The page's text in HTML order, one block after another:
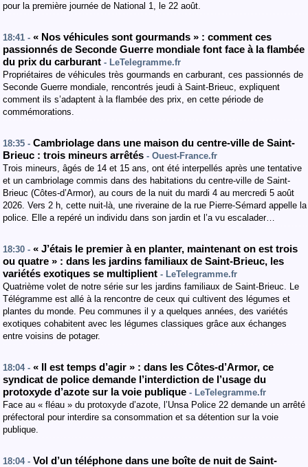
pour la première journée de National 1, le 22 août.
18:41 - « Nos véhicules sont gourmands » : comment ces
passionnés de Seconde Guerre mondiale font face à la flambée
du prix du carburant - LeTelegramme.fr
Propriétaires de véhicules très gourmands en carburant, ces passionnés de
Seconde Guerre mondiale, rencontrés jeudi à Saint-Brieuc, expliquent
comment ils s’adaptent à la flambée des prix, en cette période de
commémorations.
18:35 - Cambriolage dans une maison du centre-ville de Saint-
Brieuc : trois mineurs arrêtés - Ouest-France.fr
Trois mineurs, âgés de 14 et 15 ans, ont été interpellés après une tentative
et un cambriolage commis dans des habitations du centre-ville de Saint-
Brieuc (Côtes-d’Armor), au cours de la nuit du mardi 4 au mercredi 5 août
2026. Vers 2 h, cette nuit-là, une riveraine de la rue Pierre-Sémard appelle la
police. Elle a repéré un individu dans son jardin et l’a vu escalader…
18:30 - « J’étais le premier à en planter, maintenant on est trois
ou quatre » : dans les jardins familiaux de Saint-Brieuc, les
variétés exotiques se multiplient - LeTelegramme.fr
Quatrième volet de notre série sur les jardins familiaux de Saint-Brieuc. Le
Télégramme est allé à la rencontre de ceux qui cultivent des légumes et
plantes du monde. Peu communes il y a quelques années, des variétés
exotiques cohabitent avec les légumes classiques grâce aux échanges
entre voisins de potager.
18:04 - « Il est temps d’agir » : dans les Côtes-d’Armor, ce
syndicat de police demande l’interdiction de l’usage du
protoxyde d’azote sur la voie publique - LeTelegramme.fr
Face au « fléau » du protoxyde d’azote, l’Unsa Police 22 demande un arrêté
préfectoral pour interdire sa consommation et sa détention sur la voie
publique.
18:04 - Vol d’un téléphone dans une boîte de nuit de Saint-